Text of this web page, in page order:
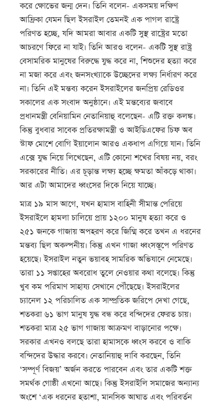
করে ক্ষোভের জন্ম দেন। তিনি বলেন- একসময় দক্ষিণ
আফ্রিকা যেমন ছিল ইসরাইল তেমনই এক পাগল রাষ্ট্রে
পরিণত হচ্ছে, যদি আমরা আবার একটি সুস্থ রাষ্ট্রের মতো
আচরণে ফিরে না যাই। তিনি আরও বলেন- একটি সুস্থ রাষ্ট্র
বেসামরিক মানুষের বিরুদ্ধে যুদ্ধ করে না, শিশুদের হত্যা করে
না মজা করে এবং জনসংখ্যাকে উচ্ছেদের লক্ষ্য নির্ধারণ করে
না। তিনি এই মন্তব্য করেন ইসরাইলের জনপ্রিয় রেডিওর
সকালের এক সংবাদ অনুষ্ঠানে। এই মন্তব্যের জবাবে
প্রধানমন্ত্রী বেনিয়ামিন নেতানিয়াহু বলেছেন- এটি রক্ত কলঙ্ক।
কিন্তু বুধবার সাবেক প্রতিরক্ষামন্ত্রী ও আইডিএফের চিফ অব
স্টাফ মোশে বোগি ইয়ালোন আরও একধাপ এগিয়ে যান। তিনি
এক্সে যুদ্ধ নিয়ে লিখেছেন, এটি কোনো শখের বিষয় নয়, বরং
সরকারের নীতি। এর চূড়ান্ত লক্ষ্য হচ্ছে ক্ষমতা আঁকড়ে থাকা।
আর এটা আমাদের ধ্বংসের দিকে নিয়ে যাচ্ছে।
মাত্র ১৯ মাস আগে, যখন হামাস বাহিনী সীমান্ত পেরিয়ে
ইসরাইলে হামলা চালিয়ে প্রায় ১২০০ মানুষ হত্যা করে ও
২৫১ জনকে গাজায় অপহরণ করে জিম্মি করে তখন এ ধরনের
মন্তব্য ছিল অকল্পনীয়। কিন্তু এখন গাজা ধ্বংসস্তূপে পরিণত
হয়েছে। ইসরাইল নতুন ভয়াবহ সামরিক অভিযানে নেমেছে।
তারা ১১ সপ্তাহের অবরোধ তুলে নেওয়ার কথা বলেছে। কিন্তু
খুব কম পরিমাণ সাহায্য সেখানে পৌঁছেছে। ইসরাইলের
চ্যানেল ১২ পরিচালিত এক সাম্প্রতিক জরিপে দেখা গেছে,
শতকরা ৬১ ভাগ মানুষ যুদ্ধ বন্ধ করে বন্দিদের ফেরত চায়।
শতকরা মাত্র ২৫ ভাগ গাজায় আক্রমণ বাড়ানোর পক্ষে।
সরকার এখনও বলছে তারা হামাসকে ধ্বংস করবে ও বাকি
বন্দিদের উদ্ধার করবে। নেতানিয়াহু দাবি করছেন, তিনি
‘সম্পূর্ণ বিজয়’ অর্জন করতে পারবেন এবং তার একটি শক্ত
সমর্থক গোষ্ঠী এখনো আছে। কিন্তু ইসরাইলি সমাজের অন্যান্য
অংশে ‘এক ধরনের হতাশা, মানসিক আঘাত এবং পরিবর্তন